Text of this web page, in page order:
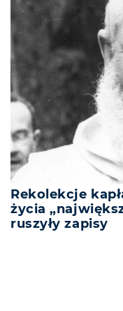
Rekolekcje
życia
ruszyły zapisy